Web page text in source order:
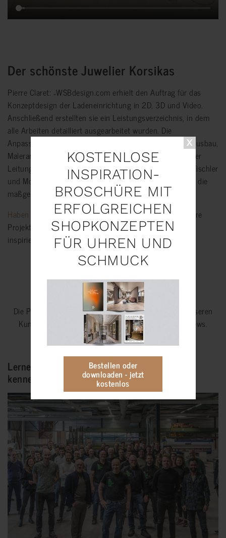
KOSTENLOSE
INSPIRATION-
BROSCHÜRE MIT
ERFOLGREICHEN
SHOPKONZEPTEN
FÜR UHREN UND
SCHMUCK
Bestellen oder
downloaden - jetzt
kostenlos
Der schönste Juwelier Korsikas
Pierre Claret: „WSBdesign.com erhielt den Auftrag für das
Konzeptdesign der Ladeneinrichtung in 2D, 3D und Video.
Anschließend erstellten sie ein Leistungsverzeichnis, in dem
alle Arbeiten detailliert ausgearbeitet wurden. Die
Anpassungen an Rollläden, Eingang, Abbrucharbeiten, Ausbau,
Malerarbeiten und Installationen wurden vor Ort unter der
Leitung der Architektin Paola Navari durchgeführt. Die Tischler
und Monteure von WSB kümmern sich um das Interieur, die
maßgefertigten Möbel und die Beleuchtung.“
Haben Sie Umbaupläne?Werfen Sie einen Blick auf unsere
Projekte und schreiben oder rufen Sie uns für eine
inspirierende Brainstorming-Session an.
Die Projekte in der KategorieSchmuckwerden von unseren
Kunden beurteilt mit9.1von10Punkten in Reviews.
Lernen Sie das Team von WSBDESIGN.COM
kennen